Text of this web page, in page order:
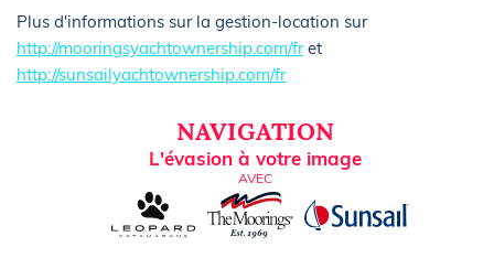
Plus d'informations sur la gestion-location sur
http://mooringsyachtownership.com/fret
http://sunsailyachtownership.com/fr
NAVIGATION
L'évasion à votre image
AVEC